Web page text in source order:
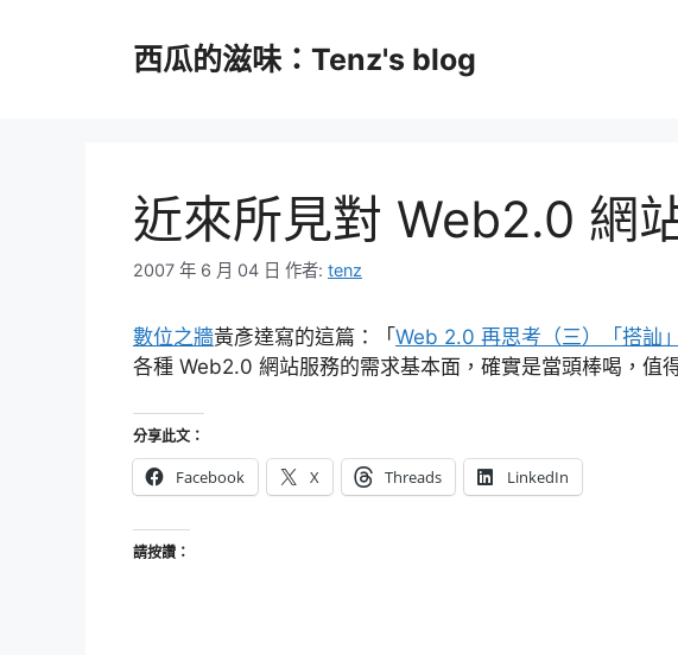
西瓜的滋味：Tenz's blog
近來所見對 Web2.0 網
2007 年 6 月 04 日 作者: tenz
數位之牆黃彥達寫的這篇：「 Web 2.0 再思考（三）「搭訕
各種 Web2.0 網站服務的需求基本面，確實是當頭棒喝，值
分享此文：
Facebook X Threads LinkedIn
請按讚：